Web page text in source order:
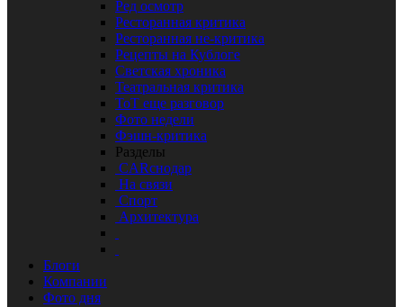
Ред осмотр
Ресторанная критика
Ресторанная не-критика
Рецепты на Кублоге
Светская хроника
Театральная критика
ТоТ еще разговор
Фото недели
Фэшн-критика
Разделы
CARснодар
На связи
Спорт
Архитектура
Блоги
Компании
Фото дня